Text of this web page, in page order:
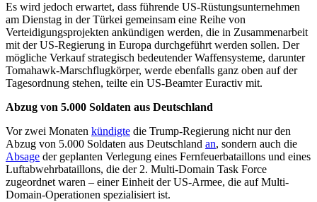
Es wird jedoch erwartet, dass führende US-Rüstungsunternehmen
am Dienstag in der Türkei gemeinsam eine Reihe von
Verteidigungsprojekten ankündigen werden, die in Zusammenarbeit
mit der US-Regierung in Europa durchgeführt werden sollen. Der
mögliche Verkauf strategisch bedeutender Waffensysteme, darunter
Tomahawk-Marschflugkörper, werde ebenfalls ganz oben auf der
Tagesordnung stehen, teilte ein US-Beamter Euractiv mit.
Abzug von 5.000 Soldaten aus Deutschland
Vor zwei Monaten kündigte die Trump-Regierung nicht nur den
Abzug von 5.000 Soldaten aus Deutschland an, sondern auch die
Absage der geplanten Verlegung eines Fernfeuerbataillons und eines
Luftabwehrbataillons, die der 2. Multi-Domain Task Force
zugeordnet waren – einer Einheit der US-Armee, die auf Multi-
Domain-Operationen spezialisiert ist.